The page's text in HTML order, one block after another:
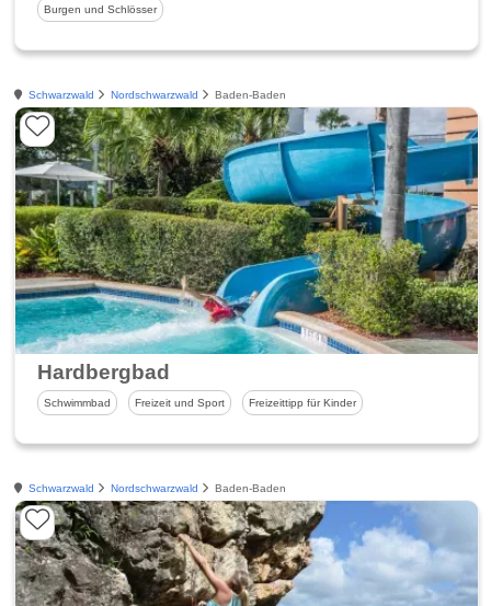
Burgen und Schlösser
Schwarzwald Nordschwarzwald Baden-Baden
Hardbergbad
Schwimmbad Freizeit und Sport Freizeittipp für Kinder
Schwarzwald Nordschwarzwald Baden-Baden